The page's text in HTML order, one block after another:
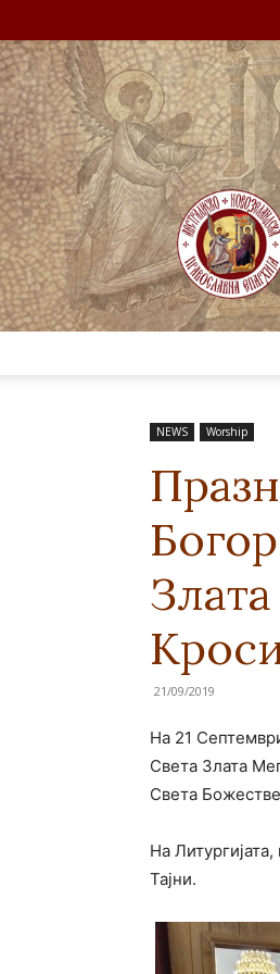
NEWS Worship
21/09/2019
На 21
Света Злата
Света
На
Тајни.